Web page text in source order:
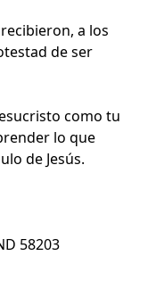
a los
de ser
como tu
lo que
de Jesús.
58203